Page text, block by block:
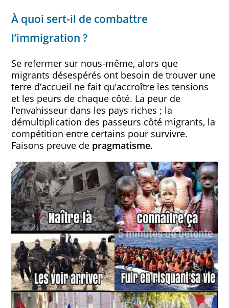
À quoi sert-il de combattre
l’immigration ?
Se refermer sur nous-même, alors que
migrants désespérés ont besoin de trouver une
terre d’accueil ne fait qu’accroître les tensions
et les peurs de chaque côté. La peur de
l’envahisseur dans les pays riches ; la
démultiplication des passeurs côté migrants, la
compétition entre certains pour survivre.
Faisons preuve de pragmatisme.